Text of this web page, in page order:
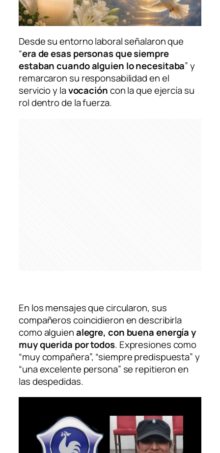
Desde su entorno laboral señalaron que
“era de esas personas que siempre
estaban cuando alguien lo necesitaba” y
remarcaron su responsabilidad en el
servicio y lavocacióncon la que ejercía su
rol dentro de la fuerza.
En los mensajes que circularon, sus
compañeros coincidieron en describirla
como alguienalegre, con buena energía y
muy querida por todos. Expresiones como
“muy compañera”, “siempre predispuesta” y
“una excelente persona” se repitieron en
las despedidas.